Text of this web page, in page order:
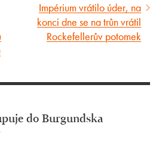
Následující
článek
Impérium vrátilo úder, na
konci dne se na trůn vrátil
Rockefellerův potomek
do Burgundska